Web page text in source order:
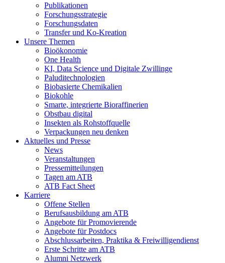
Publikationen
Forschungsstrategie
Forschungsdaten
Transfer und Ko-Kreation
Unsere Themen
Bioökonomie
One Health
KI, Data Science und Digitale Zwillinge
Paluditechnologien
Biobasierte Chemikalien
Biokohle
Smarte, integrierte Bioraffinerien
Obstbau digital
Insekten als Rohstoffquelle
Verpackungen neu denken
Aktuelles und Presse
News
Veranstaltungen
Pressemitteilungen
Tagen am ATB
ATB Fact Sheet
Karriere
Offene Stellen
Berufsausbildung am ATB
Angebote für Promovierende
Angebote für Postdocs
Abschlussarbeiten, Praktika & Freiwilligendienst
Erste Schritte am ATB
Alumni Netzwerk